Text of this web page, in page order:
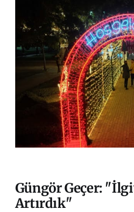
Güngör Geçer:
Artırdık"